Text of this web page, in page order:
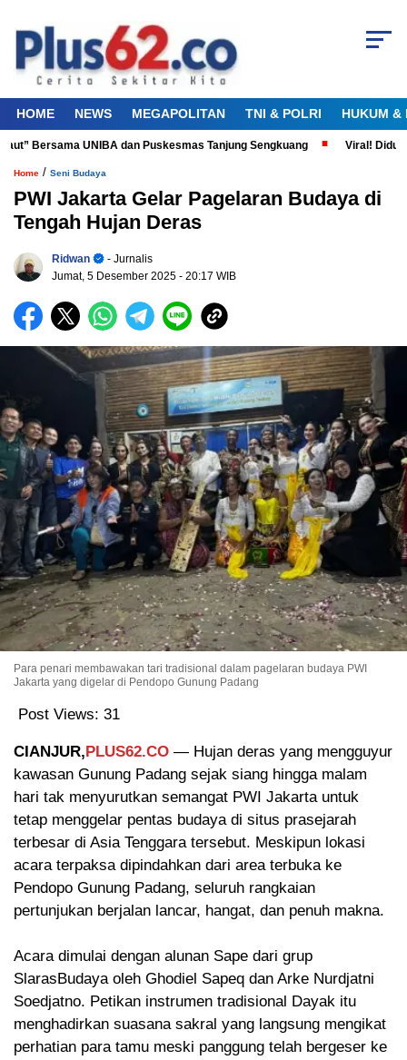
HOME NEWS MEGAPOLITAN TNI & POLRI HUKUM &
Bersama UNIBA dan Puskesmas Tanjung Sengkuang Viral! Diduga
Home / Seni Budaya
PWI Jakarta Gelar Pagelaran Budaya di
Tengah Hujan Deras
Ridwan
- Jurnalis
Jumat, 5 Desember 2025 - 20:17 WIB
Para penari membawakan tari tradisional dalam pagelaran budaya PWI
Jakarta yang digelar di Pendopo Gunung Padang
Post Views: 31
CIANJUR, PLUS62.CO — Hujan deras yang mengguyur
kawasan Gunung Padang sejak siang hingga malam
hari tak menyurutkan semangat PWI Jakarta untuk
tetap menggelar pentas budaya di situs prasejarah
terbesar di Asia Tenggara tersebut. Meskipun lokasi
acara terpaksa dipindahkan dari area terbuka ke
Pendopo Gunung Padang, seluruh rangkaian
pertunjukan berjalan lancar, hangat, dan penuh makna.
Acara dimulai dengan alunan Sape dari grup
SlarasBudaya oleh Ghodiel Sapeq dan Arke Nurdjatni
Soedjatno. Petikan instrumen tradisional Dayak itu
menghadirkan suasana sakral yang langsung mengikat
perhatian para tamu meski panggung telah bergeser ke